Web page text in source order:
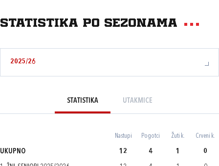
Statistika po sezonama
2025/26
STATISTIKA UTAKMICE
Nastupi Pogotci Žuti k. Crveni k.
UKUPNO 12 4 1 0